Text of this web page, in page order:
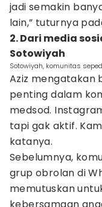
jadi semakin
lain,” tuturnya
2. Dari media
Sotowiyah
Sotowiyah, komunitas
Aziz mengatakan
penting dalam
medsod.
tapi gak aktif.
katanya.
Sebelumnya,
grup obrolan di
memutuskan